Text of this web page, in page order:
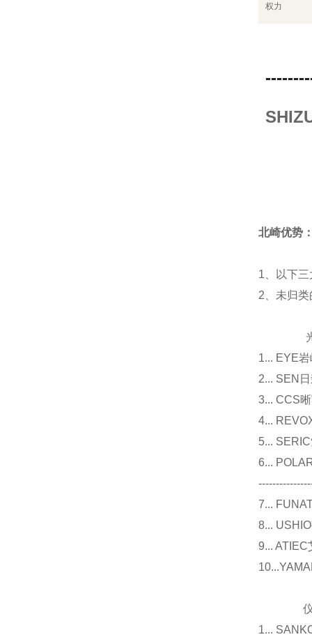
权力
北崎优势
1、以下
2、未归
光源
1... EYE
2... SEN
3... CCS
4...
5...
6...
7...
8...
9...
仪器
1...